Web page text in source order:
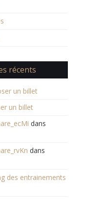
récents
un billet
un billet
dans
dans
des entrainements